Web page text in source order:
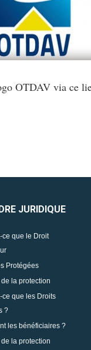
OTDAV via ce
JURIDIQUE
ce que le Droit
Protégées
de la protection
ce que les Droits
?
les bénéficiaires ?
de la protection